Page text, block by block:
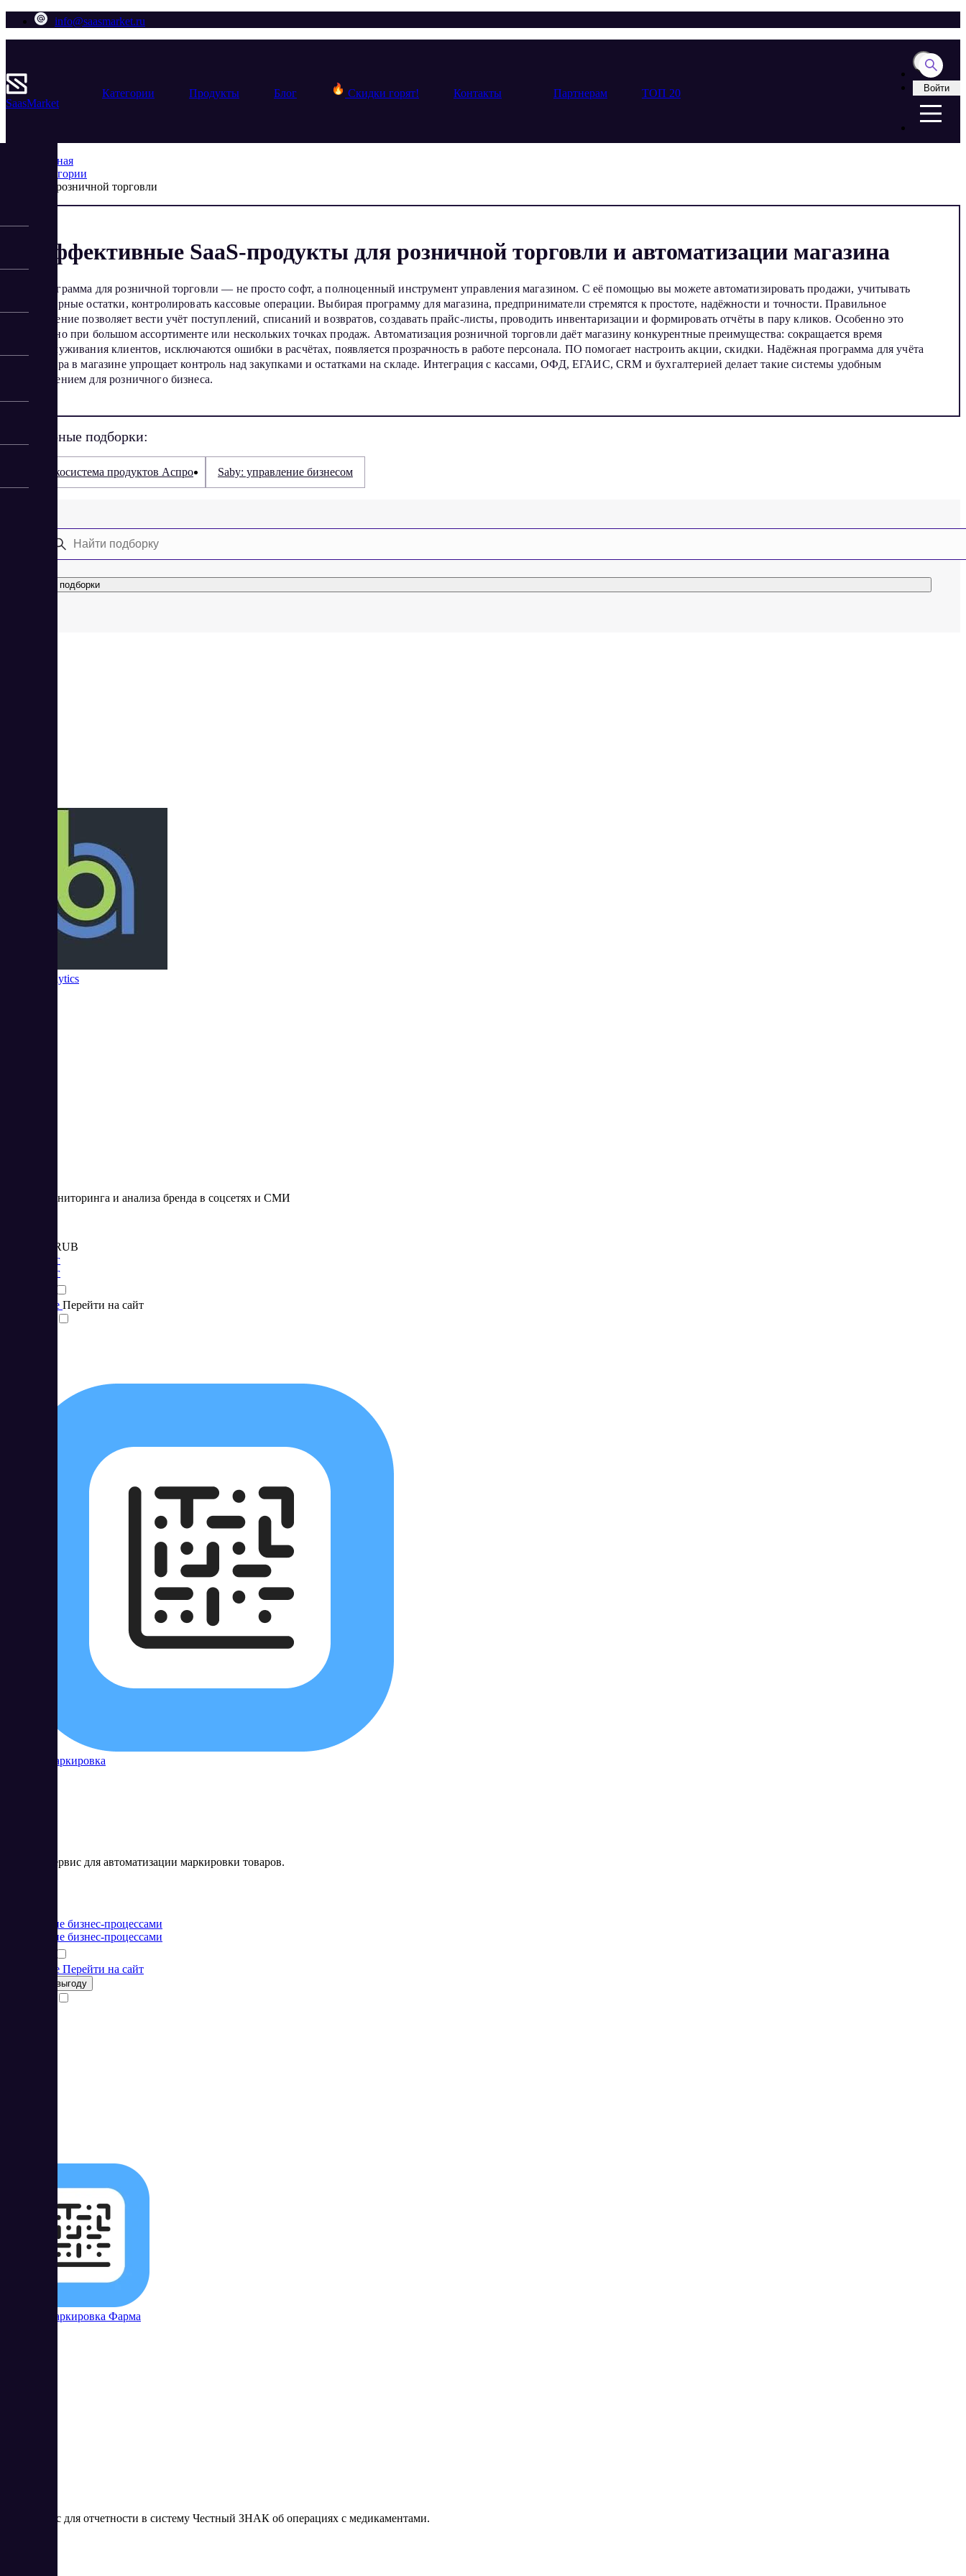
info@saasmarket.ru
SaasMarket
Категории Продукты Блог Скидки горят! Контакты Партнерам ТОП 20 Войти
Главная
Категории
Для розничной торговли
Эффективные SaaS-продукты для розничной торговли и автоматизации магазина
Программа для розничной торговли — не просто софт, а полноценный инструмент управления магазином. С её помощью вы можете автоматизировать продажи, учитывать
товарные остатки, контролировать кассовые операции. Выбирая программу для магазина, предприниматели стремятся к простоте, надёжности и точности. Правильное
решение позволяет вести учёт поступлений, списаний и возвратов, создавать прайс-листы, проводить инвентаризации и формировать отчёты в пару кликов. Особенно это
важно при большом ассортименте или нескольких точках продаж. Автоматизация розничной торговли даёт магазину конкурентные преимущества: сокращается время
обслуживания клиентов, исключаются ошибки в расчётах, появляется прозрачность в работе персонала. ПО помогает настроить акции, скидки. Надёжная программа для учёта
товара в магазине упрощает контроль над закупками и остатками на складе. Интеграция с кассами, ОФД, ЕГАИС, CRM и бухгалтерией делает такие системы удобным
решением для розничного бизнеса.
Популярные подборки:
Экосистема продуктов Аспро Saby: управление бизнесом
Все подборки
Brand Analytics
Сервис мониторинга и анализа бренда в соцсетях и СМИ
от 30 000 RUB
Маркетинг
Маркетинг
Подробнее Перейти на сайт
Контур Маркировка
Онлайн-сервис для автоматизации маркировки товаров.
Управление бизнес-процессами
Управление бизнес-процессами
Подробнее Перейти на сайт
Получить выгоду
Контур Маркировка Фарма
Веб-сервис для отчетности в систему Честный ЗНАК об операциях с медикаментами.